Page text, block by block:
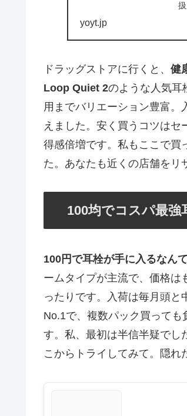
yoyt.jp
ドラッグストアに行くと、 健
Loop Quiet 2のような人気耳
用までバリエーション豊富。
えました。安く買うコツは
得感倍増です。私もここで買
た。あなたも近くの店舗をリ
100均でコスパ最強
100円で耳栓が手に入るなん
ームタイプが主流で、価格は
ったりです。入荷は毎月頭
No.1で、複数パック買って
す。私、最初は半信半疑でし
こからトライしてみて。隠れ